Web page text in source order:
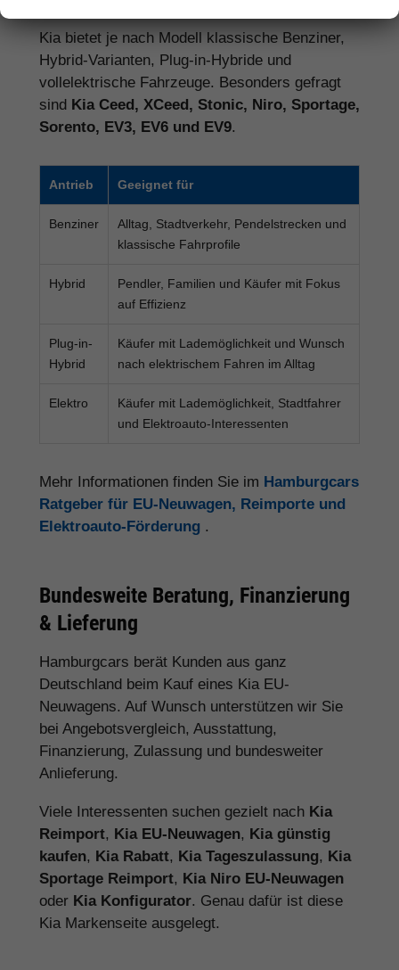
Kia bietet je nach Modell klassische Benziner,
Hybrid-Varianten, Plug-in-Hybride und
vollelektrische Fahrzeuge. Besonders gefragt
sind Kia Ceed, XCeed, Stonic, Niro, Sportage,
Sorento, EV3, EV6 und EV9.
Antrieb Geeignet für
Benziner
Alltag, Stadtverkehr, Pendelstrecken und
klassische Fahrprofile
Hybrid
Pendler, Familien und Käufer mit Fokus
auf Effizienz
Plug-in-
Hybrid
Käufer mit Lademöglichkeit und Wunsch
nach elektrischem Fahren im Alltag
Elektro
Käufer mit Lademöglichkeit, Stadtfahrer
und Elektroauto-Interessenten
Mehr Informationen finden Sie im Hamburgcars
Ratgeber für EU-Neuwagen, Reimporte und
Elektroauto-Förderung .
Bundesweite Beratung, Finanzierung
& Lieferung
Hamburgcars berät Kunden aus ganz
Deutschland beim Kauf eines Kia EU-
Neuwagens. Auf Wunsch unterstützen wir Sie
bei Angebotsvergleich, Ausstattung,
Finanzierung, Zulassung und bundesweiter
Anlieferung.
Viele Interessenten suchen gezielt nach Kia
Reimport, Kia EU-Neuwagen, Kia günstig
kaufen, Kia Rabatt, Kia Tageszulassung, Kia
Sportage Reimport, Kia Niro EU-Neuwagen
oder Kia Konfigurator. Genau dafür ist diese
Kia Markenseite ausgelegt.